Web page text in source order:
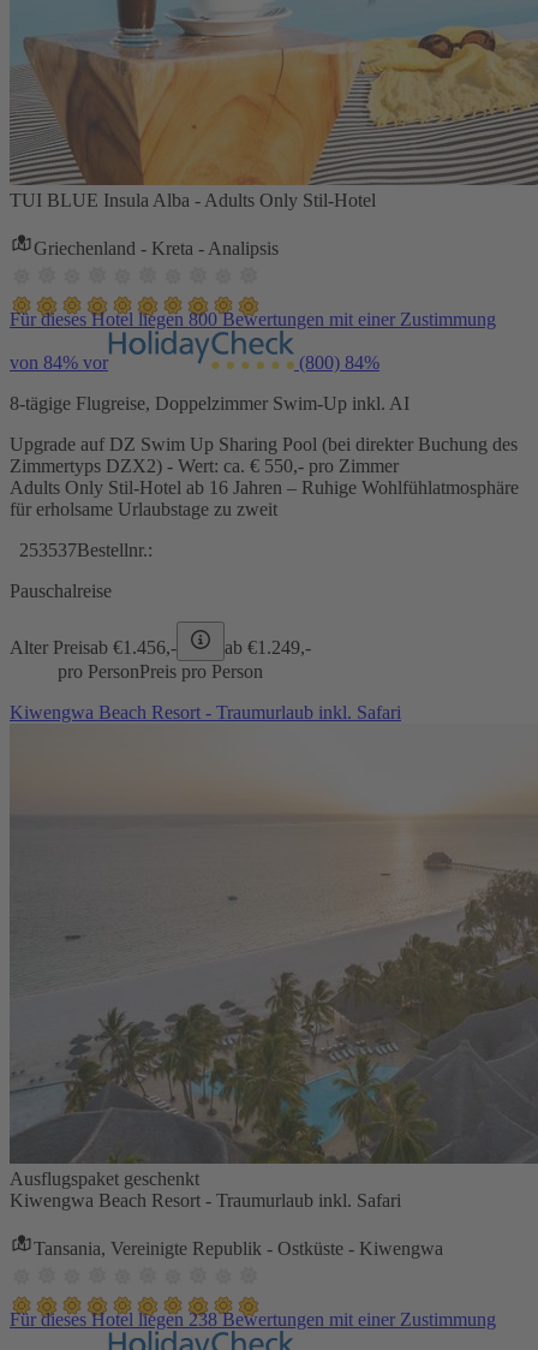
TUI BLUE Insula Alba - Adults Only Stil-Hotel
Griechenland - Kreta - Analipsis
Für dieses Hotel liegen 800 Bewertungen mit einer Zustimmung
von 84% vor (800) 84%
8-tägige Flugreise, Doppelzimmer Swim-Up inkl. AI
Upgrade auf DZ Swim Up Sharing Pool (bei direkter Buchung des
Zimmertyps DZX2) - Wert: ca. € 550,- pro Zimmer
Adults Only Stil-Hotel ab 16 Jahren – Ruhige Wohlfühlatmosphäre
für erholsame Urlaubstage zu zweit
253537Bestellnr.:
Pauschalreise
Alter Preisab €1.456,- ab €1.249,-
pro PersonPreis pro Person
Kiwengwa Beach Resort - Traumurlaub inkl. Safari
Ausflugspaket geschenkt
Kiwengwa Beach Resort - Traumurlaub inkl. Safari
Tansania, Vereinigte Republik - Ostküste - Kiwengwa
Für dieses Hotel liegen 238 Bewertungen mit einer Zustimmung